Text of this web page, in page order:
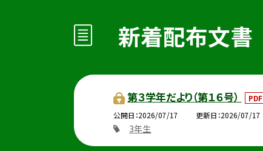
新着配布文書
第３学年だより（第１６号） PDF
公開日 2026/07/17 更新日 2026/07/17
3年生